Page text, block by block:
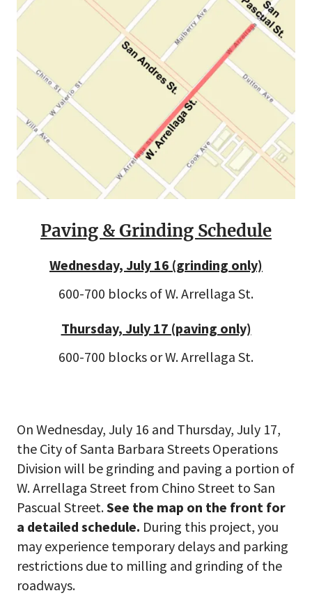
Paving & Grinding Schedule
Wednesday, July 16 (grinding only)
600-700 blocks of W. Arrellaga St.
Thursday, July 17 (paving only)
600-700 blocks or W. Arrellaga St.
On Wednesday, July 16 and Thursday, July 17,
the City of Santa Barbara Streets Operations
Division will be grinding and paving a portion of
W. Arrellaga Street from Chino Street to San
Pascual Street.See the map on the front for
a detailed schedule. During this project, you
may experience temporary delays and parking
restrictions due to milling and grinding of the
roadways.